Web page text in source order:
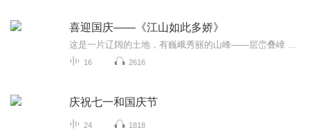
喜迎国庆——《江山如此多娇》
16 2616
庆祝七一和国庆节
24 1818